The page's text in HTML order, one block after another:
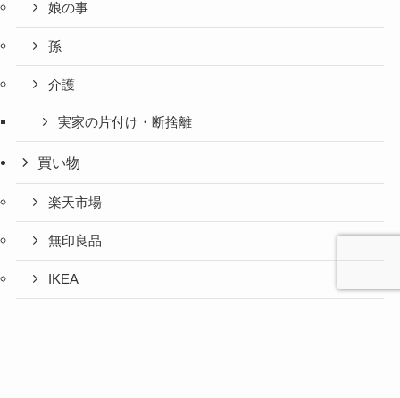
娘の事
孫
介護
実家の片付け・断捨離
買い物
楽天市場
無印良品
IKEA